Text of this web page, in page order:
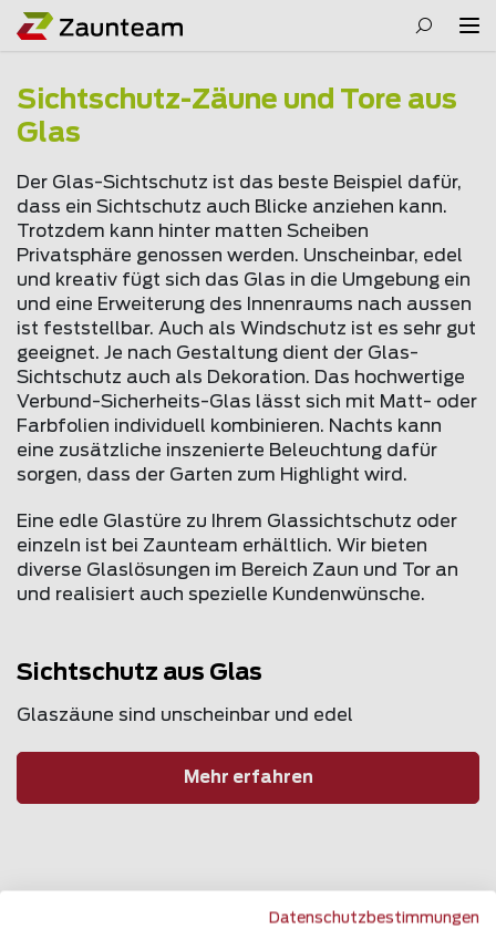
Sichtschutz-Zäune und Tore aus
Glas
Der Glas-Sichtschutz ist das beste Beispiel dafür,
dass ein Sichtschutz auch Blicke anziehen kann.
Trotzdem kann hinter matten Scheiben
Privatsphäre genossen werden. Unscheinbar, edel
und kreativ fügt sich das Glas in die Umgebung ein
und eine Erweiterung des Innenraums nach aussen
ist feststellbar. Auch als Windschutz ist es sehr gut
geeignet. Je nach Gestaltung dient der Glas-
Sichtschutz auch als Dekoration. Das hochwertige
Verbund-Sicherheits-Glas lässt sich mit Matt- oder
Farbfolien individuell kombinieren. Nachts kann
eine zusätzliche inszenierte Beleuchtung dafür
sorgen, dass der Garten zum Highlight wird.
Eine edle Glastüre zu Ihrem Glassichtschutz oder
einzeln ist bei Zaunteam erhältlich. Wir bieten
diverse Glaslösungen im Bereich Zaun und Tor an
und realisiert auch spezielle Kundenwünsche.
Sichtschutz aus Glas
Glaszäune sind unscheinbar und edel
Mehr erfahren
Datenschutzbestimmungen